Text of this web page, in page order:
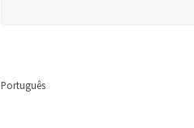
Português